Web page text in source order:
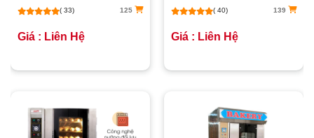
( 33) 125
Giá : Liên Hệ
( 40) 139
Giá : Liên Hệ